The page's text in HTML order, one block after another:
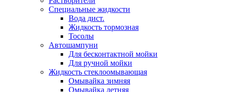
Специальные жидкости
Вода дист.
Жидкость тормозная
Тосолы
Автошампуни
Для бесконтактной мойки
Для ручной мойки
Жидкость стеклоомывающая
Омывайка зимняя
Омывайка летняя